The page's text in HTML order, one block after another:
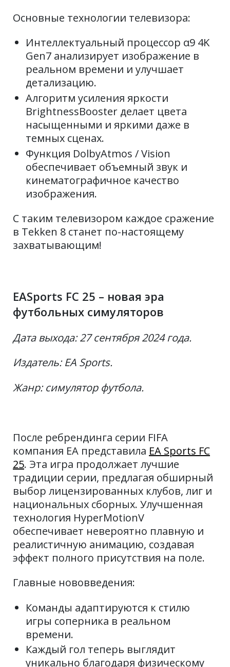
Основные технологии телевизора:
Интеллектуальный процессор α9 4K
Gen7 анализирует изображение в
реальном времени и улучшает
детализацию.
Алгоритм усиления яркости
BrightnessBooster делает цвета
насыщенными и яркими даже в
темных сценах.
Функция DolbyAtmos / Vision
обеспечивает объемный звук и
кинематографичное качество
изображения.
С таким телевизором каждое сражение
в Tekken 8 станет по-настоящему
захватывающим!
EASports FC 25 – новая эра
футбольных симуляторов
Дата выхода: 27 сентября 2024 года.
Издатель: EA Sports.
Жанр: симулятор футбола.
После ребрендинга серии FIFA
компания EA представила EA Sports FC
25. Эта игра продолжает лучшие
традиции серии, предлагая обширный
выбор лицензированных клубов, лиг и
национальных сборных. Улучшенная
технология HyperMotionV
обеспечивает невероятно плавную и
реалистичную анимацию, создавая
эффект полного присутствия на поле.
Главные нововведения:
Команды адаптируются к стилю
игры соперника в реальном
времени.
Каждый гол теперь выглядит
уникально благодаря физическому